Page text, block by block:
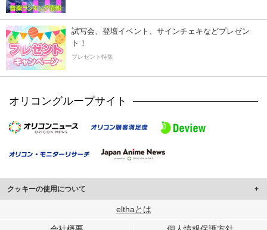
試写会、登壇イベント、サインチェキなどプレゼン
ト！
プレゼント特集
オリコングループサイト
クッキーの使用について
このサイトでは Cookie を使用して、ユーザーに合わせたコンテンツや広告の
elthaとは